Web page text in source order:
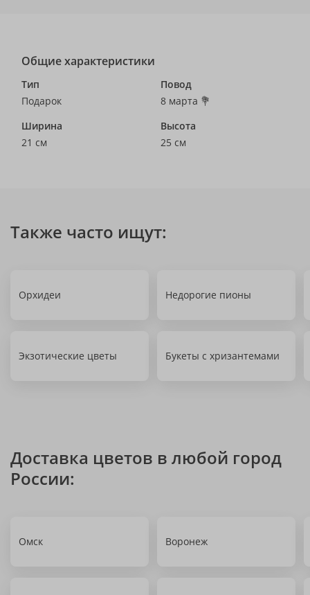
Общие характеристики
Тип
Подарок
Повод
8 марта 💐
Ширина
21 см
Высота
25 см
Также часто ищут:
Орхидеи Недорогие пионы
Экзотические цветы Букеты с хризантемами
Доставка цветов в любой город
России:
Омск Воронеж